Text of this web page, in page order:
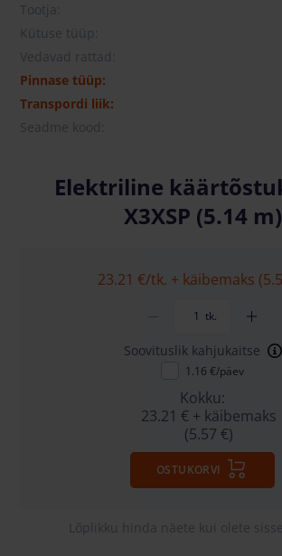
Tootja:
Kütuse tüüp:
Vedavad rattad:
Pinnase tüüp:
Transpordi liik:
Seadme kood:
Elektriline
X3XSP (5.14 m)
23.21 €/tk. + käibemaks
tk.
Soovituslik kahjukaitse
1.16 €/päev
Kokku:
23.21 € + käibemaks
(5.57 €)
OSTUKORVI
Lõplikku hinda näete kui olete